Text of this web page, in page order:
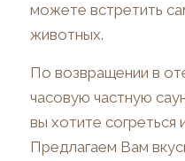
можете встретить
животных.
По возвращении в
часовую частную
вы хотите согреться
Предлагаем Вам